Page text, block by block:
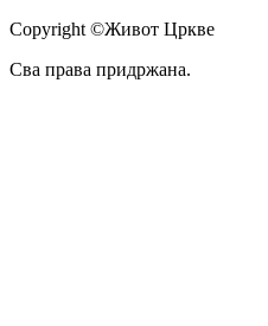
Copyright ©Живот Цркве
Сва права придржана.